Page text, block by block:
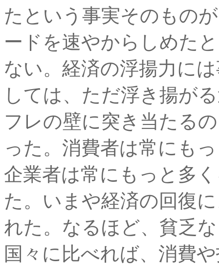
たという事実そのもの
ードを速やからしめた
ない。経済の浮揚力に
しては、ただ浮き揚が
フレの壁に突き当たる
った。消費者は常にも
企業者は常にもっと多
た。いまや経済の回復
れた。なるほど、貧乏
国々に比べれば、消費